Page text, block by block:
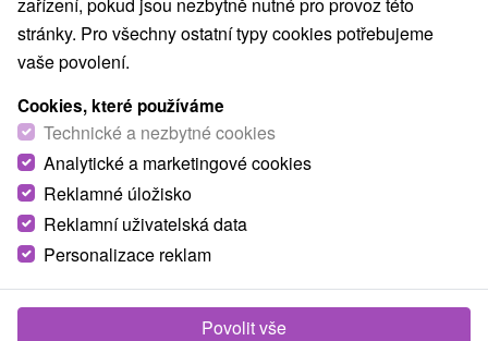
Minifarma Lubina
Trenčiansky kraj -
Rodinná farma pro děti, kde přijdou do přímého kontaktu
se zvířátky miniaturních velikostí v obci Lubina, okres Ústí
nad Labem, na...
ZOBRAZIT
stránky. Pro všechny ostatní typy cookies potřebujeme
vaše povolení.
Cookies, které používáme
Technické a nezbytné cookies
Analytické a marketingové cookies
Reklamné úložisko
Reklamní uživatelská data
Personalizace reklam
Povolit vše